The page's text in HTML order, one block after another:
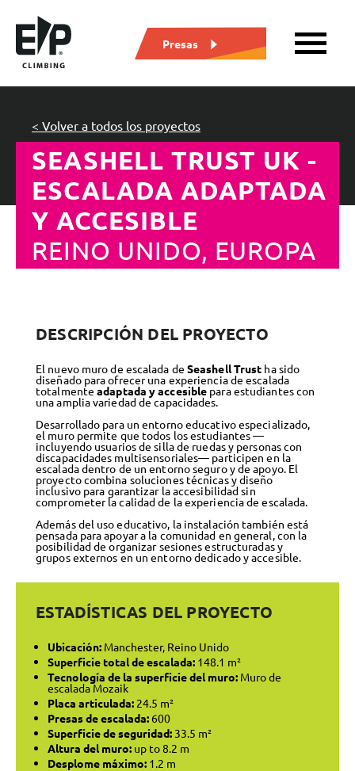
Presas
SEASHELL TRUST UK -
ESCALADA ADAPTADA
Y ACCESIBLE
REINO UNIDO, EUROPA
< Volver a todos los proyectos
DESCRIPCIÓN DEL PROYECTO
El nuevo muro de escalada de Seashell Trust ha sido
diseñado para ofrecer una experiencia de escalada
totalmenteadaptada y accesible para estudiantes con
una amplia variedad de capacidades.
Desarrollado para un entorno educativo especializado,
el muro permite que todos los estudiantes —
incluyendo usuarios de silla de ruedas y personas con
discapacidades multisensoriales— participen en la
escalada dentro de un entorno seguro y de apoyo. El
proyecto combina soluciones técnicas y diseño
inclusivo para garantizar la accesibilidad sin
comprometer la calidad de la experiencia de escalada.
Además del uso educativo, la instalación también está
pensada para apoyar a la comunidad en general, con la
posibilidad de organizar sesiones estructuradas y
grupos externos en un entorno dedicado y accesible.
ESTADÍSTICAS DEL PROYECTO
Ubicación: Manchester, Reino Unido
Superficie total de escalada: 148.1 m²
Tecnología de la superficie del muro: Muro de
escalada Mozaik
Placa articulada: 24.5 m²
Presas de escalada: 600
Superficie de seguridad: 33.5 m²
Altura del muro: up to 8.2 m
Desplome máximo: 1.2 m